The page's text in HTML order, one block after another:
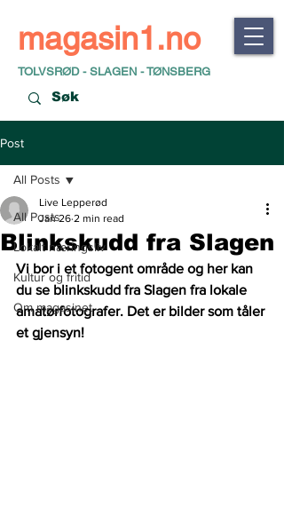
magasin1.no
TOLVSRØD - SLAGEN - TØNSBERG
Post
All Posts
Lokalt næringsliv
Kultur og fritid
Om magasinet
All Posts
Blinkskudd fra Slagen
Live Lepperød
Jan 26 2 min read
Vi bor i et fotogent område og her kan
du se blinkskudd fra Slagen fra lokale
amatørfotografer. Det er bilder som tåler
et gjensyn!